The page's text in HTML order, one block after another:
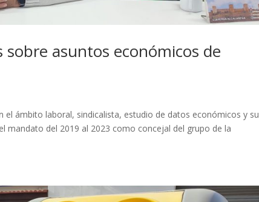
asuntos económicos de
el ámbito laboral, sindicalista, estudio de datos económicos y su
del 2019 al 2023 como concejal del grupo de la